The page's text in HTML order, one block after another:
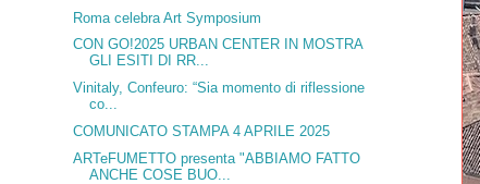
Roma celebra Art Symposium
CON GO!2025 URBAN CENTER IN MOSTRA
GLI ESITI DI RR...
Vinitaly, Confeuro: “Sia momento di riflessione
co...
COMUNICATO STAMPA 4 APRILE 2025
ARTeFUMETTO presenta "ABBIAMO FATTO
ANCHE COSE BUO...